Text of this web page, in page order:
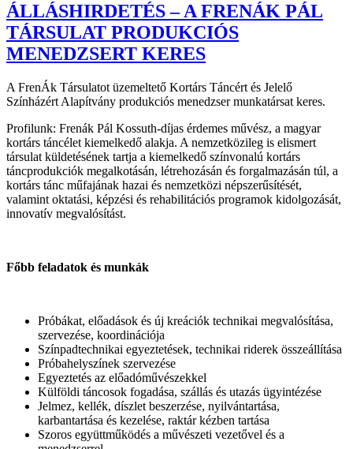
ÁLLÁSHIRDETÉS – A FRENÁK PÁL
TÁRSULAT PRODUKCIÓS
MENEDZSERT KERES
A FrenÁk Társulatot üzemeltető Kortárs Táncért és Jelelő
Színházért Alapítvány produkciós menedzser munkatársat keres.
Profilunk: Frenák Pál Kossuth-díjas érdemes művész, a magyar
kortárs táncélet kiemelkedő alakja. A nemzetközileg is elismert
társulat küldetésének tartja a kiemelkedő színvonalú kortárs
táncprodukciók megalkotásán, létrehozásán és forgalmazásán túl, a
kortárs tánc műfajának hazai és nemzetközi népszerűsítését,
valamint oktatási, képzési és rehabilitációs programok kidolgozását,
innovatív megvalósítást.
Főbb feladatok és munkák
Próbákat, előadások és új kreációk technikai megvalósítása,
szervezése, koordinációja
Színpadtechnikai egyeztetések, technikai riderek összeállítása
Próbahelyszínek szervezése
Egyeztetés az előadóművészekkel
Külföldi táncosok fogadása, szállás és utazás ügyintézése
Jelmez, kellék, díszlet beszerzése, nyilvántartása,
karbantartása és kezelése, raktár kézben tartása
Szoros együttműködés a művészeti vezetővel és a